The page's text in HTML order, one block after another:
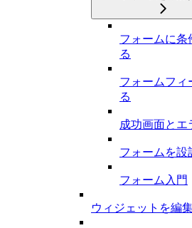
フォームに条
る
フォームフィ
る
成功画面とエ
フォームを設
フォーム入門
ウィジェットを編